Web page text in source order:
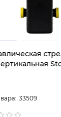
33509